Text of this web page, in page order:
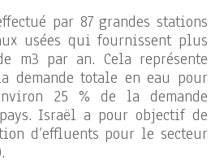
par 87 grandes stations
usées qui fournissent plus
m3 par an. Cela représente
demande totale en eau pour
25 % de la demande
Israël a pour objectif de
d’effluents pour le secteur